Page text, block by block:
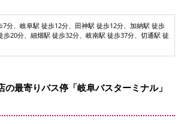
7分、岐阜駅 徒歩12分、田神駅 徒歩12分、加納駅 徒歩
歩20分、細畑駅 徒歩32分、岐南駅 徒歩37分、切通駅 徒
の最寄りバス停「岐阜バスターミナル」